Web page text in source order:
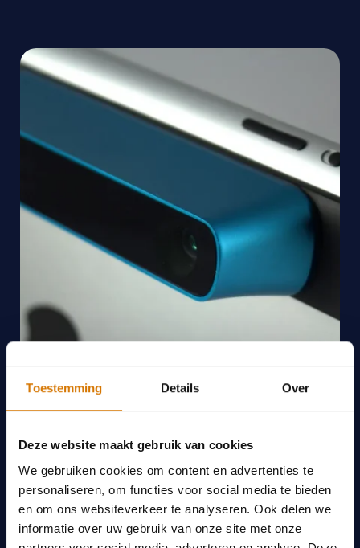
Toestemming Details Over
Deze website maakt gebruik van cookies
We gebruiken cookies om content en advertenties te
personaliseren, om functies voor social media te bieden
en om ons websiteverkeer te analyseren. Ook delen we
informatie over uw gebruik van onze site met onze